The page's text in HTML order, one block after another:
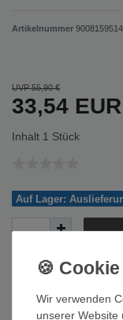
Artikelnummer
UVP 55,90 €
33,54 EUR
Inhalt 1 Stück
Auf Lager:
Wir verwenden
unserer Website